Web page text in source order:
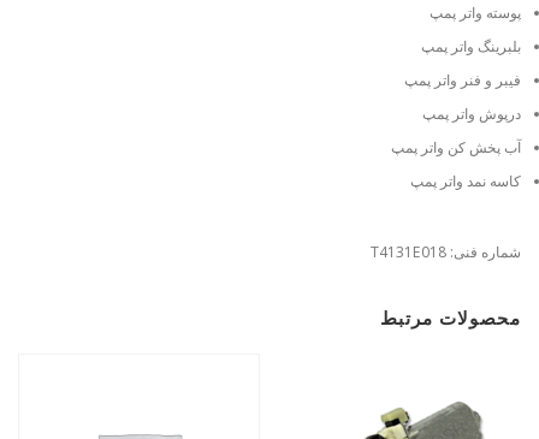
پوسته واتر پمپ
بلبرینگ واتر پمپ
فیبر و فنر واتر پمپ
درپوش واتر پمپ
آب پخش کن واتر پمپ
کاسه نمد واتر پمپ
شماره فنی: T4131E018
محصولات مرتبط